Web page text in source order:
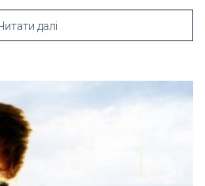
далі